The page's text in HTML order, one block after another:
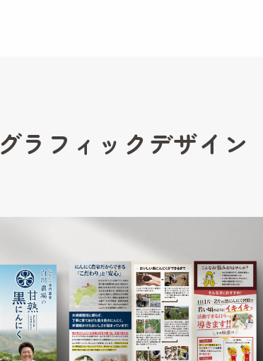
グラフィックデザイン